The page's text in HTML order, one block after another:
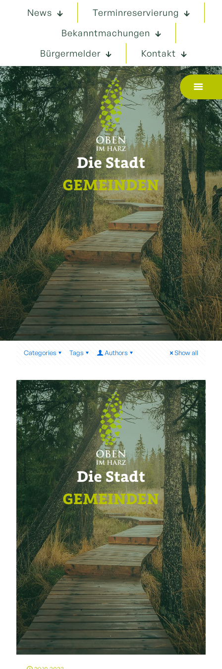
News
Terminreservierung
Bekanntmachungen
Bürgermelder
Kontakt
Die Stadt
GEMEINDEN
Categories Tags Authors Show all
Die Stadt
GEMEINDEN